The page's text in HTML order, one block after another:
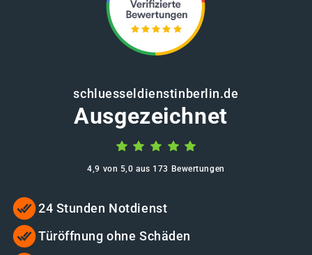
schluesseldienstinberlin.de
Ausgezeichnet
4,9 von 5,0 aus 173 Bewertungen
24 Stunden Notdienst
Türöffnung ohne Schäden